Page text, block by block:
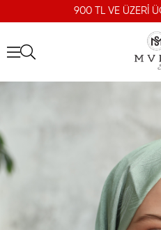
900 TL VE ÜZERİ
Canna Desen Jakar